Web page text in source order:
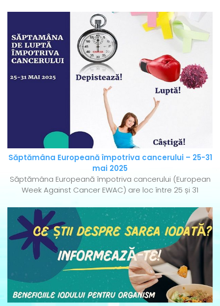
Săptămâna Europeană împotriva cancerului – 25-31
mai 2025
Săptămâna Europeană împotriva cancerului (European
Week Against Cancer EWAC) are loc între 25 și 31